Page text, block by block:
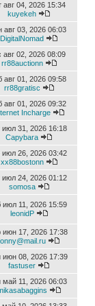
авг 04, 2026 15:34
kuyekeh
авг 03, 2026 06:03
DigitalNomad
авг 02, 2026 08:09
rr88auctionn
авг 01, 2026 09:58
rr88gratisc
авг 01, 2026 09:32
Incharge
июл 31, 2026 16:18
Capybara
июл 26, 2026 03:42
xx88bostonn
июл 24, 2026 01:12
somosa
июл 11, 2026 15:59
leonidP
июн 17, 2026 17:38
июн 08, 2026 17:39
fastuser
май 11, 2026 06:03